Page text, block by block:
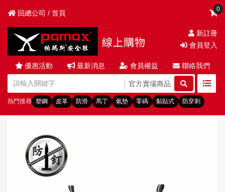
回總公司 / 首頁
0
新註冊
會員登入
優惠活動 最新消息 會員權益 聯絡我們
官方賣場商品
熱門搜尋 塑鋼 皮革 防滑 馬丁 氣墊 零碼 黏貼式 防穿刺